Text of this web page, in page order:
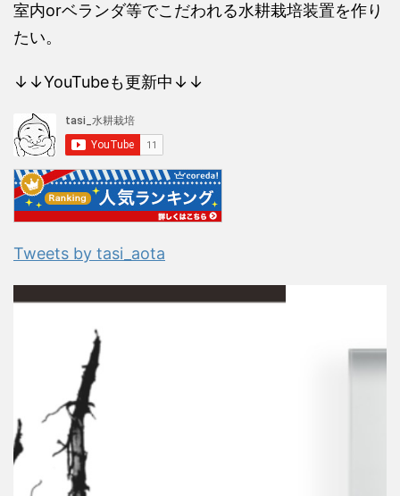
室内orベランダ等でこだわれる水耕栽培装置を作り
たい。
↓↓YouTubeも更新中↓↓
Tweets by tasi_aota